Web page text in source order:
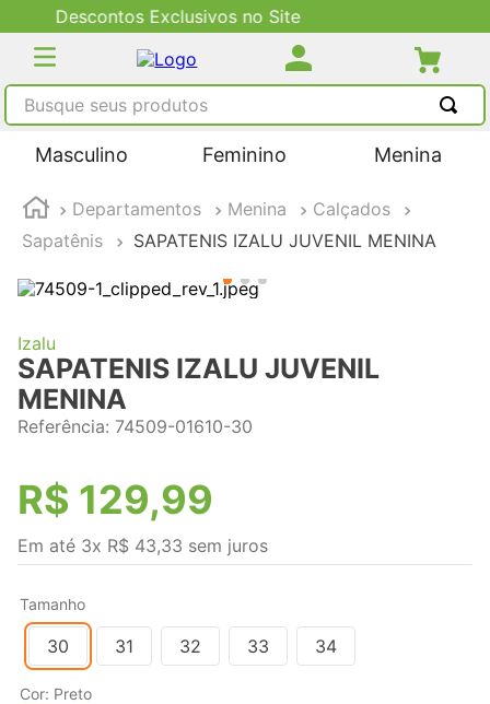
Entrega via Barco para interior AM
Busque seus produtos
Masculino Feminino Menina
Departamentos Menina
Calçados
Sapatênis
SAPATENIS IZALU JUVENIL MENINA
Izalu
SAPATENIS IZALU JUVENIL
MENINA
Referência: 74509-01610-30
R$ 129,99
Em até 3x R$ 43,33 sem juros
Tamanho
30 31 32 33 34
Cor: Preto
TERMOS MAIS BUSCADOS
2
tenis feminino
4º
adidas